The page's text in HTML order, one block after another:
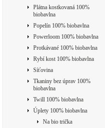
Plátna kostkovaná 100%
biobavlna
Popelín 100% biobavlna
Powerloom 100% biobavlna
Protkávané 100% biobavlna
Rybí kost 100% biobavlna
Síťovina
Tkaniny bez úprav 100%
biobavlna
Twill 100% biobavlna
Úplety 100% biobavlna
Na bio trička